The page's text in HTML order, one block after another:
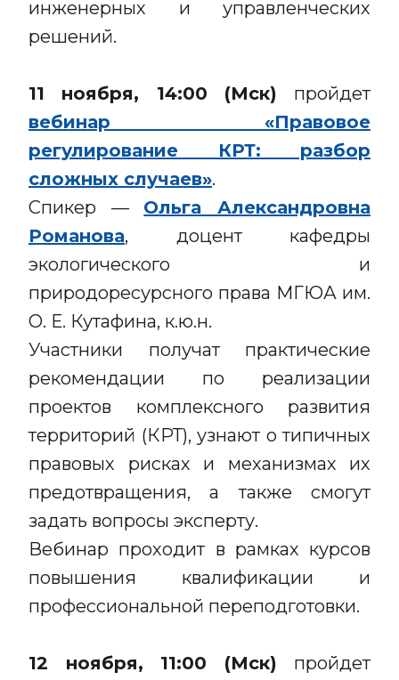
инженерных и управленческих
решений.
11 ноября, 14:00 (Мск) пройдет
вебинар «Правовое
регулирование КРТ: разбор
сложных случаев».
Спикер — Ольга Александровна
Романова, доцент кафедры
экологического и
природоресурсного права МГЮА им.
О. Е. Кутафина, к.ю.н.
Участники получат практические
рекомендации по реализации
проектов комплексного развития
территорий (КРТ), узнают о типичных
правовых рисках и механизмах их
предотвращения, а также смогут
задать вопросы эксперту.
Вебинар проходит в рамках курсов
повышения квалификации и
профессиональной переподготовки.
12 ноября, 11:00 (Мск) пройдет